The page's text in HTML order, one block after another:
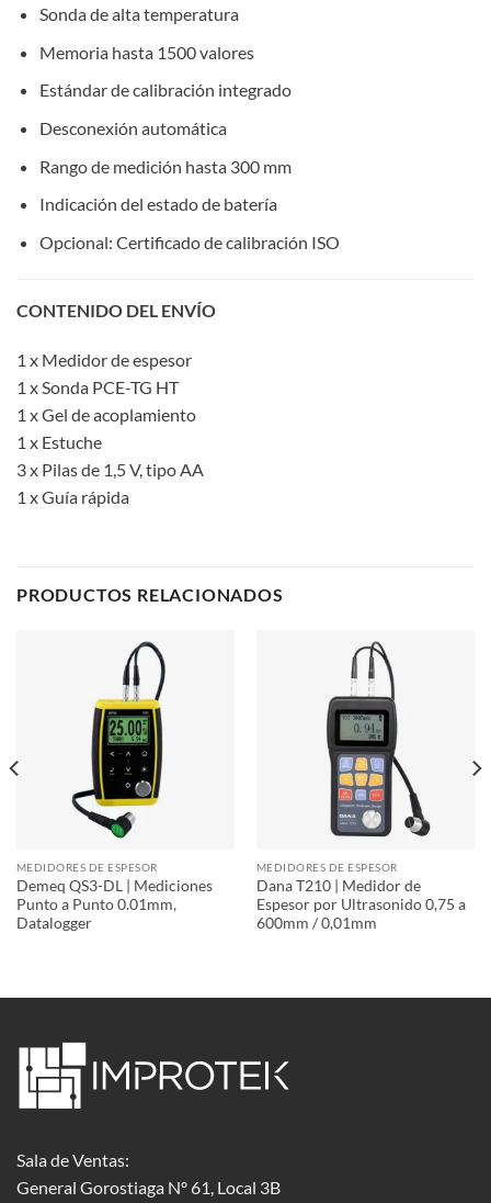
Sonda de alta temperatura
Memoria hasta 1500 valores
Estándar de calibración integrado
Desconexión automática
Rango de medición hasta 300 mm
Indicación del estado de batería
Opcional: Certificado de calibración ISO
CONTENIDO DEL ENVÍO
1 x Medidor de espesor
1 x Sonda PCE-TG HT
1 x Gel de acoplamiento
1 x Estuche
3 x Pilas de 1,5 V, tipo AA
1 x Guía rápida
PRODUCTOS RELACIONADOS
MEDIDORES DE ESPESOR
Demeq QS3-DL | Mediciones
Punto a Punto 0.01mm,
Datalogger
MEDIDORES DE ESPESOR
Dana T210 | Medidor de
Espesor por Ultrasonido 0,75 a
600mm / 0,01mm
Sala de Ventas:
General Gorostiaga Nº 61, Local 3B